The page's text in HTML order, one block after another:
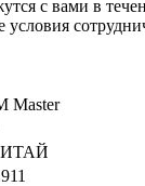
с вами в
Master